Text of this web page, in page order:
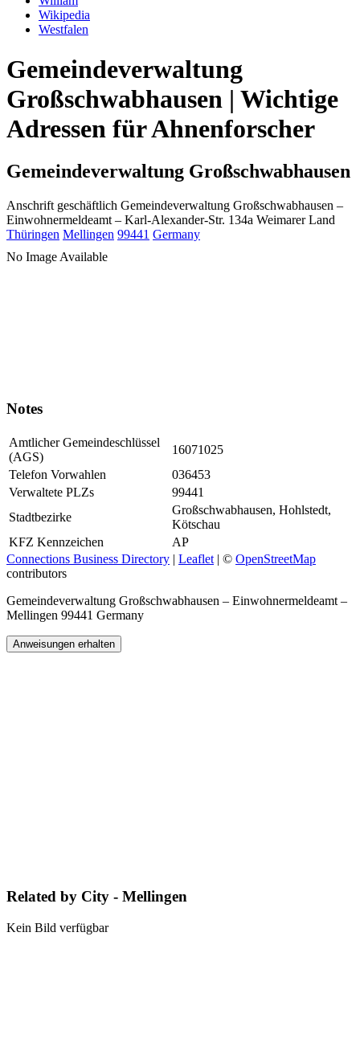
Wikipedia
Westfalen
Gemeindeverwaltung
Großschwabhausen | Wichtige
Adressen für Ahnenforscher
Gemeindeverwaltung Großschwabhausen
Anschrift geschäftlich Gemeindeverwaltung Großschwabhausen –
Einwohnermeldeamt – Karl-Alexander-Str. 134a Weimarer Land
Thüringen Mellingen 99441 Germany
No Image Available
Notes
Amtlicher Gemeindeschlüssel
(AGS)
16071025
Telefon Vorwahlen
036453
Verwaltete PLZs
99441
Stadtbezirke
Großschwabhausen, Hohlstedt,
Kötschau
KFZ Kennzeichen
AP
Connections Business Directory | Leaflet | © OpenStreetMap
contributors
Gemeindeverwaltung Großschwabhausen – Einwohnermeldeamt –
Mellingen 99441 Germany
Anweisungen erhalten
Related by City - Mellingen
Kein Bild verfügbar